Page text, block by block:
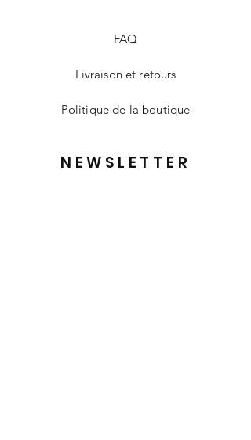
FAQ
Livraison et retours
Politique de la boutique
NEWSLETTER